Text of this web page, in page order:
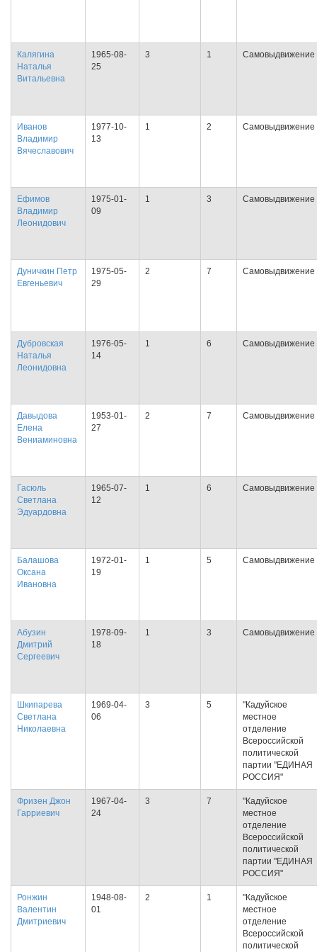
Калягина
Наталья
Витальевна
1965-08-
25
3 1 Самовыдвижение
Иванов
Владимир
Вячеславович
1977-10-
13
1 2 Самовыдвижение
Ефимов
Владимир
Леонидович
1975-01-
09
1 3 Самовыдвижение
Дуничкин Петр
Евгеньевич
1975-05-
29
2 7 Самовыдвижение
Дубровская
Наталья
Леонидовна
1976-05-
14
1 6 Самовыдвижение
Давыдова
Елена
Вениаминовна
1953-01-
27
2 7 Самовыдвижение
Гасюль
Светлана
Эдуардовна
1965-07-
12
1 6 Самовыдвижение
Балашова
Оксана
Ивановна
1972-01-
19
1 5 Самовыдвижение
Абузин
Дмитрий
Сергеевич
1978-09-
18
1 3 Самовыдвижение
Шкипарева
Светлана
Николаевна
1969-04-
06
3 5
"Кадуйское
местное
отделение
Всероссийской
политической
партии "ЕДИНАЯ
РОССИЯ"
Фризен Джон
Гарриевич
1967-04-
24
3 7
"Кадуйское
местное
отделение
Всероссийской
политической
партии "ЕДИНАЯ
РОССИЯ"
Ронжин
Валентин
Дмитриевич
1948-08-
01
2 1
"Кадуйское
местное
отделение
Всероссийской
политической